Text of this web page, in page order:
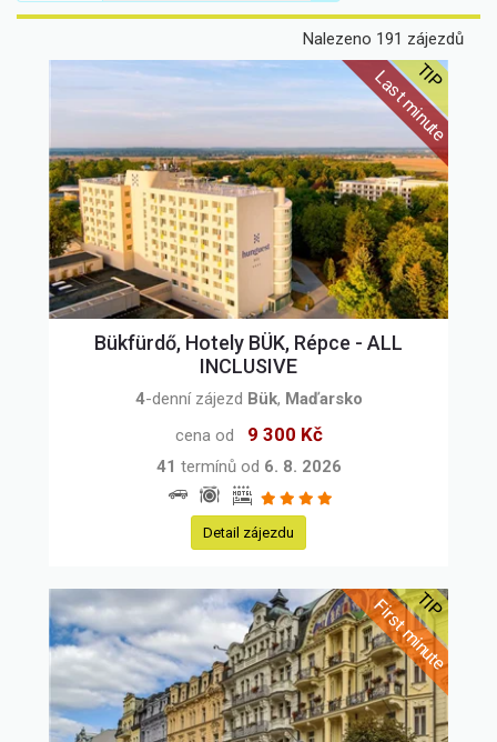
Termín odjezdu
Doprava:
Ubytování:
Strava:
Cena zájezdu:
Nalezeno 191 zájezdů
Bükfürdő, Hotely BÜK, Répce - ALL
INCLUSIVE
4-denní zájezd Bük, Maďarsko
cena od
9 300 Kč
41 termínů od 6. 8. 2026
Detail zájezdu